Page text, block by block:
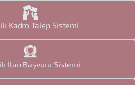
Kadro Talep Sistemi
İlan Başvuru Sistemi